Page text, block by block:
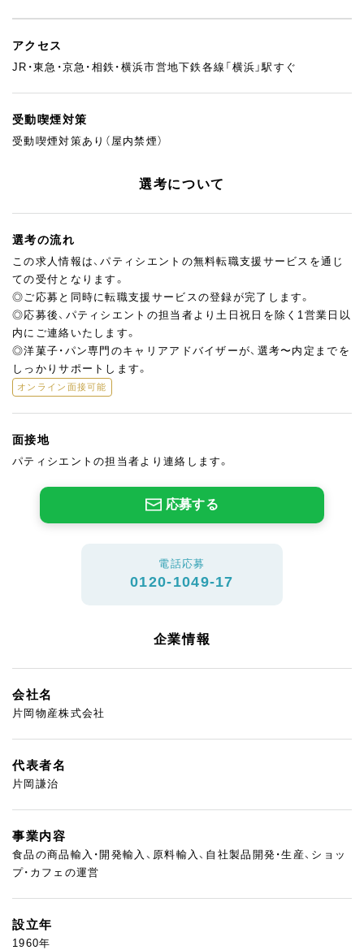
アクセス
JR・東急・京急・相鉄・横浜市営地下鉄各線「横浜」駅すぐ
受動喫煙対策
受動喫煙対策あり（屋内禁煙）
選考について
選考の流れ
この求人情報は、パティシエントの無料転職支援サービスを通じ
ての受付となります。
◎ご応募と同時に転職支援サービスの登録が完了します。
◎応募後、パティシエントの担当者より土日祝日を除く1営業日以
内にご連絡いたします。
◎洋菓子・パン専門のキャリアアドバイザーが、選考〜内定までを
しっかりサポートします。
オンライン面接可能
面接地
パティシエントの担当者より連絡します。
応募する
電話応募
0120-1049-17
企業情報
会社名
片岡物産株式会社
代表者名
片岡謙治
事業内容
食品の商品輸入・開発輸入、原料輸入、自社製品開発・生産、ショッ
プ・カフェの運営
設立年
1960年